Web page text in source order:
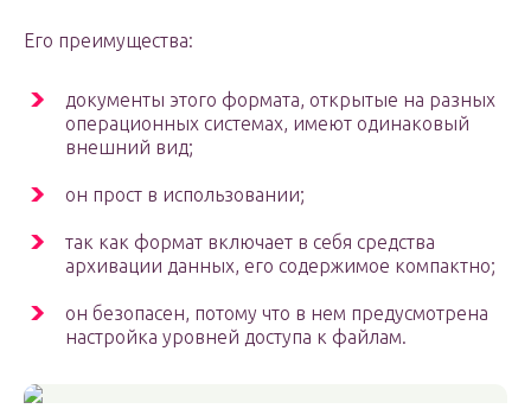
Его преимущества:
документы этого формата, открытые на разных
операционных системах, имеют одинаковый
внешний вид;
он прост в использовании;
так как формат включает в себя средства
архивации данных, его содержимое компактно;
он безопасен, потому что в нем предусмотрена
настройка уровней доступа к файлам.